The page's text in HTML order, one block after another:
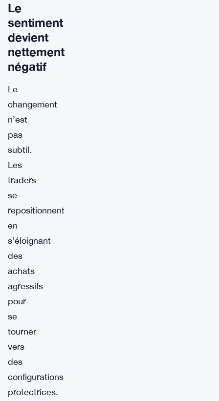
Le
sentiment
devient
nettement
négatif
Le
changement
n’est
pas
subtil.
Les
traders
se
repositionnent
en
s’éloignant
des
achats
agressifs
pour
se
tourner
vers
des
configurations
protectrices.